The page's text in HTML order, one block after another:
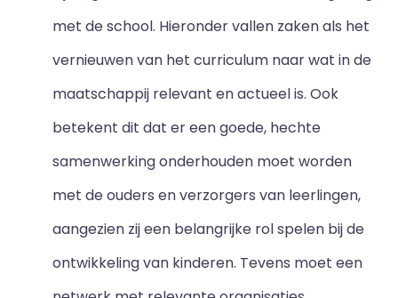
met de school. Hieronder vallen zaken als het
vernieuwen van het curriculum naar wat in de
maatschappij relevant en actueel is. Ook
betekent dit dat er een goede, hechte
samenwerking onderhouden moet worden
met de ouders en verzorgers van leerlingen,
aangezien zij een belangrijke rol spelen bij de
ontwikkeling van kinderen. Tevens moet een